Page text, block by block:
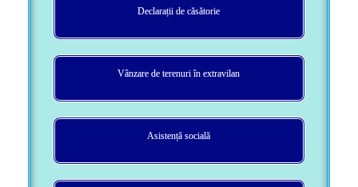
Declarații de căsătorie
Vânzare de terenuri în extravilan
Asistență socială